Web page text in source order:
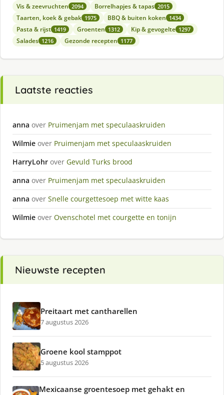
Vis & zeevruchten 2094 Borrelhapjes & tapas 2015
Taarten, koek & gebak 1975 BBQ & buiten koken 1434
Pasta & rijst 1419 Groenten 1312 Kip & gevogelte 1297
Salades 1216 Gezonde recepten 1177
Laatste reacties
anna over Pruimenjam met speculaaskruiden
Wilmie over Pruimenjam met speculaaskruiden
HarryLohr over Gevuld Turks brood
anna over Pruimenjam met speculaaskruiden
anna over Snelle courgettesoep met witte kaas
Wilmie over Ovenschotel met courgette en tonijn
Nieuwste recepten
Preitaart met cantharellen
7 augustus 2026
Groene kool stamppot
5 augustus 2026
Mexicaanse groentesoep met gehakt en